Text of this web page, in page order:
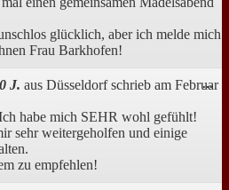
glücklich, aber ich melde mich
Frau Barkhofen!
J. aus Düsseldorf schrieb am Februar
habe mich SEHR wohl gefühlt!
sehr weitergeholfen und einige
zu empfehlen!
...